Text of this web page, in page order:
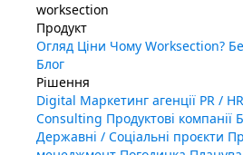
worksection
Продукт
Огляд Ціни Чому Worksection?
Блог
Рішення
Digital Маркетинг агенції PR /
Consulting Продуктові компанії
Державні / Соціальні проєкти